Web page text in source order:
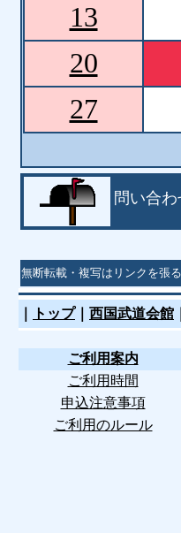
13
20
27
問い合
無断転載・複写はリンクを張
トップ｜ 西国武道会館
ご利用案内
ご利用時間
申込注意事項
ご利用のルール